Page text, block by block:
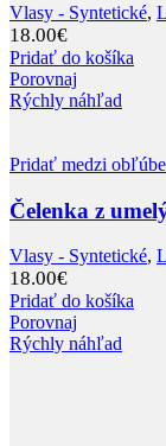
Vlasy - Syntetické,
18.00€
Pridať do košíka
Porovnaj
Rýchly náhľad
Pridať medzi
Čelenka z
Vlasy - Syntetické,
18.00€
Pridať do košíka
Porovnaj
Rýchly náhľad